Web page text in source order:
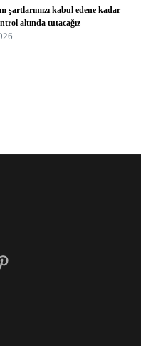
şartlarımızı kabul edene kadar
altında tutacağız